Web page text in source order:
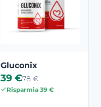
Gluconix
39 €78 €
Risparmia 39 €